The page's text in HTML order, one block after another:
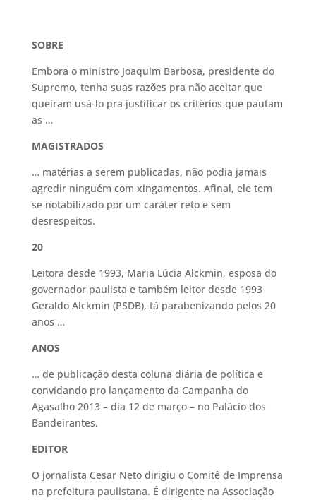
SOBRE
Embora o ministro Joaquim Barbosa, presidente do
Supremo, tenha suas razões pra não aceitar que
queiram usá-lo pra justificar os critérios que pautam
as …
MAGISTRADOS
… matérias a serem publicadas, não podia jamais
agredir ninguém com xingamentos. Afinal, ele tem
se notabilizado por um caráter reto e sem
desrespeitos.
20
Leitora desde 1993, Maria Lúcia Alckmin, esposa do
governador paulista e também leitor desde 1993
Geraldo Alckmin (PSDB), tá parabenizando pelos 20
anos …
ANOS
… de publicação desta coluna diária de política e
convidando pro lançamento da Campanha do
Agasalho 2013 – dia 12 de março – no Palácio dos
Bandeirantes.
EDITOR
O jornalista Cesar Neto dirigiu o Comitê de Imprensa
na prefeitura paulistana. É dirigente na Associação